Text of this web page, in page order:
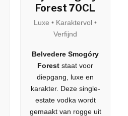
Forest 70CL
Luxe • Karaktervol •
Verfijnd
Belvedere Smogóry
Forest staat voor
diepgang, luxe en
karakter. Deze single-
estate vodka wordt
gemaakt van rogge uit